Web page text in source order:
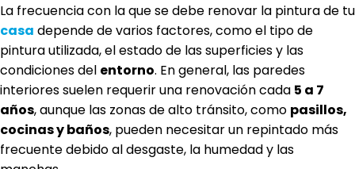
La frecuencia con la que se debe renovar la pintura de tu
casa depende de varios factores, como el tipo de
pintura utilizada, el estado de las superficies y las
condiciones del entorno. En general, las paredes
interiores suelen requerir una renovación cada 5 a 7
años, aunque las zonas de alto tránsito, como pasillos,
cocinas y baños, pueden necesitar un repintado más
frecuente debido al desgaste, la humedad y las